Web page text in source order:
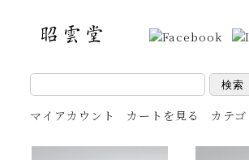
検索
マイアカウント カートを見る カテ